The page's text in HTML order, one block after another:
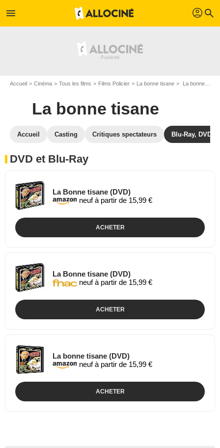
menu profil search
Accueil Cinéma Tous les films Films Policier La bonne tisane La bonne tisane en DVD Blu Ray
La bonne tisane
Accueil Casting Critiques spectateurs Blu-Ray, DVD
DVD et Blu-Ray
La Bonne tisane (DVD)
neuf à partir de 15,99 €
ACHETER
La Bonne tisane (DVD)
neuf à partir de 15,99 €
ACHETER
La bonne tisane (DVD)
neuf à partir de 15,99 €
ACHETER